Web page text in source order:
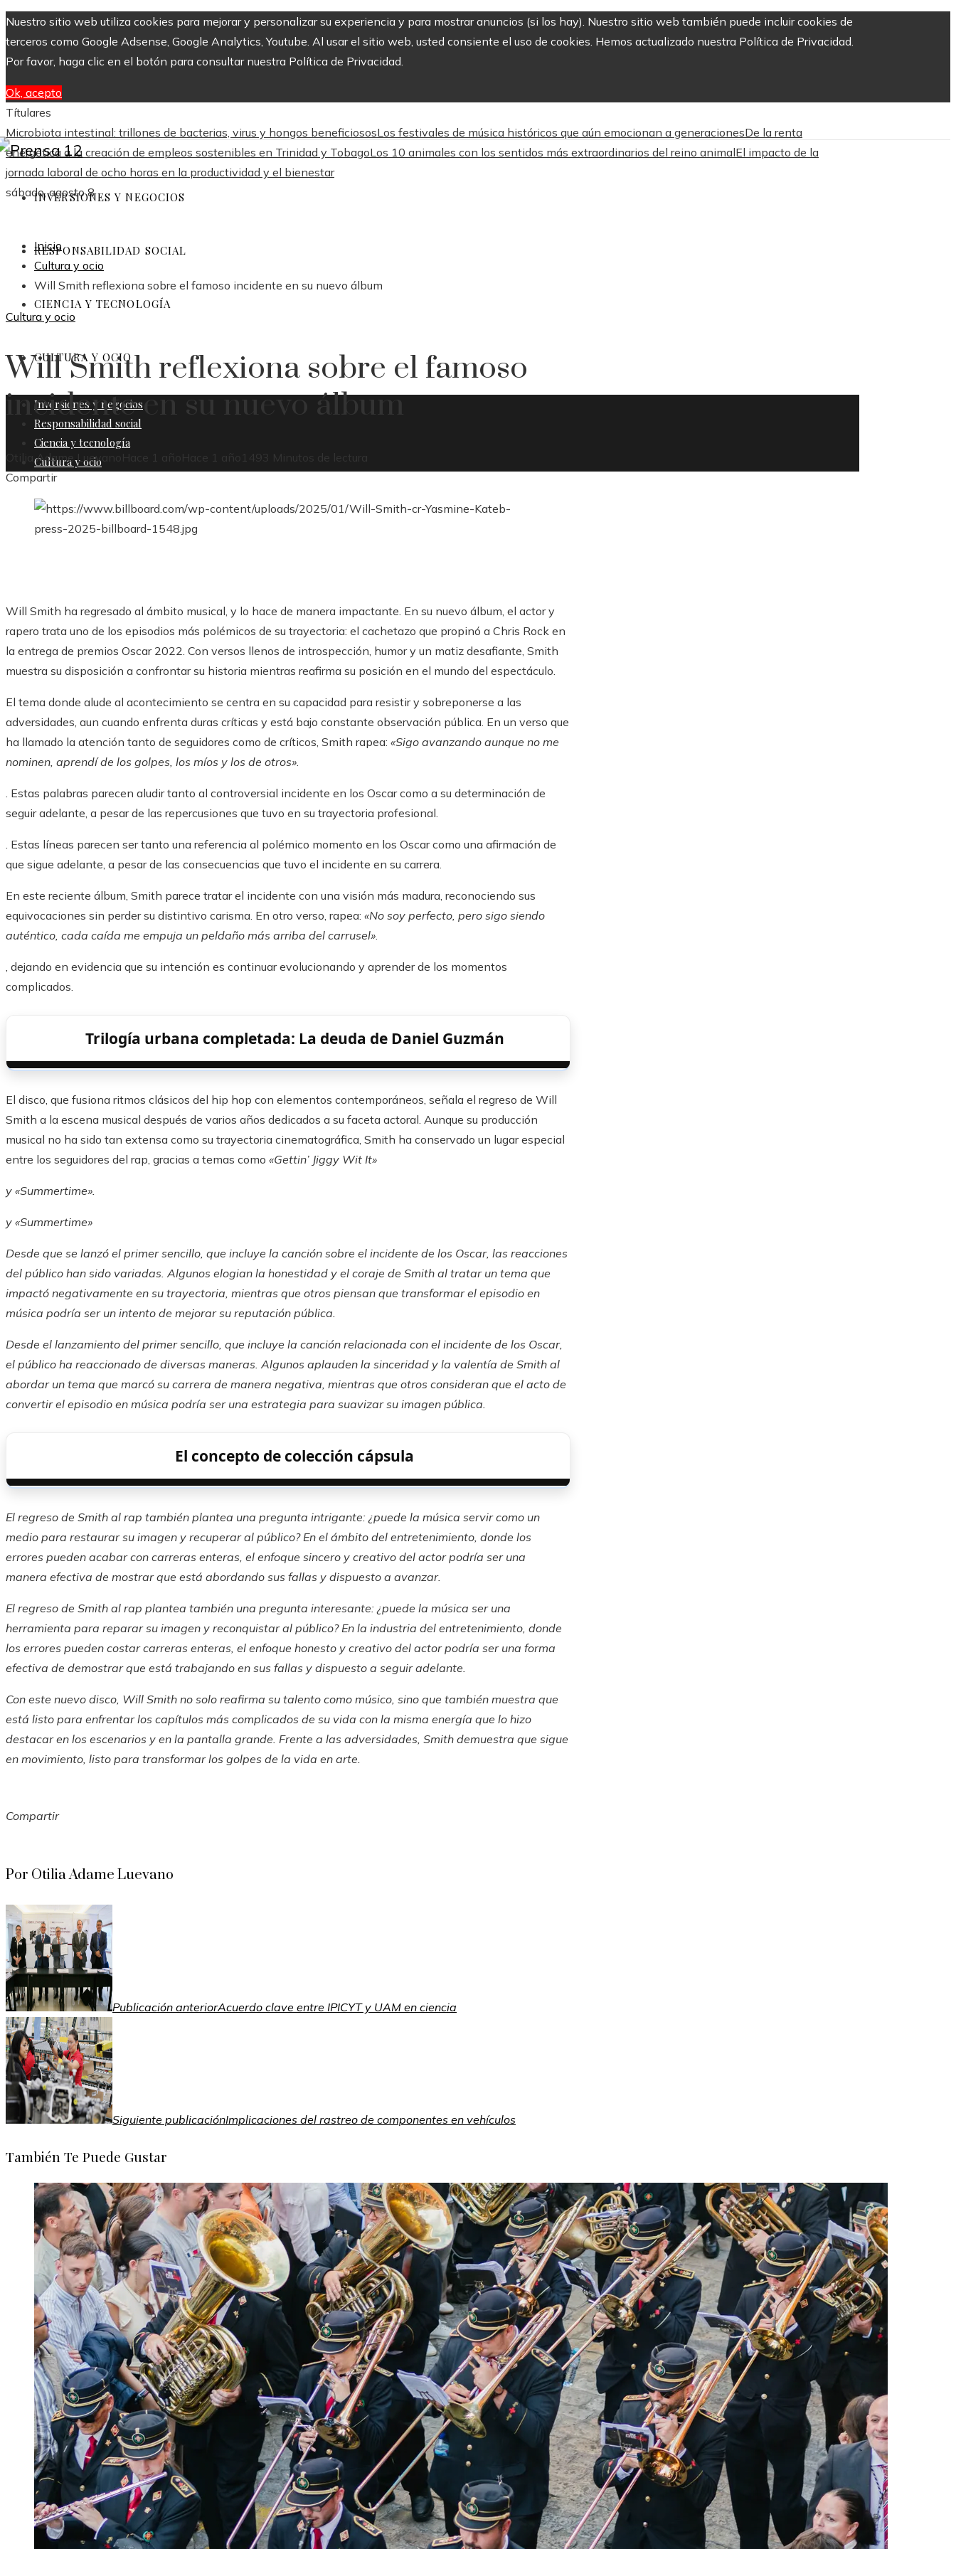
Nuestro sitio web utiliza cookies para mejorar y personalizar su experiencia y para mostrar anuncios (si los hay). Nuestro sitio web también puede incluir cookies de
terceros como Google Adsense, Google Analytics, Youtube. Al usar el sitio web, usted consiente el uso de cookies. Hemos actualizado nuestra Política de Privacidad.
Por favor, haga clic en el botón para consultar nuestra Política de Privacidad.
Ok, acepto
Títulares
Microbiota intestinal: trillones de bacterias, virus y hongos beneficiososLos festivales de música históricos que aún emocionan a generacionesDe la renta
energética a la creación de empleos sostenibles en Trinidad y TobagoLos 10 animales con los sentidos más extraordinarios del reino animalEl impacto de la
jornada laboral de ocho horas en la productividad y el bienestar
sábado, agosto 8
INVERSIONES Y NEGOCIOS
RESPONSABILIDAD SOCIAL
CIENCIA Y TECNOLOGÍA
CULTURA Y OCIO
Inversiones y negocios
Responsabilidad social
Ciencia y tecnología
Cultura y ocio
Inicio
Cultura y ocio
Will Smith reflexiona sobre el famoso incidente en su nuevo álbum
Cultura y ocio
Will Smith reflexiona sobre el famoso
incidente en su nuevo álbum
Otilia Adame Luevano Hace 1 año Hace 1 año 149 3 Minutos de lectura
Facebook
Twitter
LinkedIn
Pinterest
Stumbleupon
Email
Compartir
Will Smith ha regresado al ámbito musical, y lo hace de manera impactante. En su nuevo álbum, el actor y
rapero trata uno de los episodios más polémicos de su trayectoria: el cachetazo que propinó a Chris Rock en
la entrega de premios Oscar 2022. Con versos llenos de introspección, humor y un matiz desafiante, Smith
muestra su disposición a confrontar su historia mientras reafirma su posición en el mundo del espectáculo.
El tema donde alude al acontecimiento se centra en su capacidad para resistir y sobreponerse a las
adversidades, aun cuando enfrenta duras críticas y está bajo constante observación pública. En un verso que
ha llamado la atención tanto de seguidores como de críticos, Smith rapea: «Sigo avanzando aunque no me
nominen, aprendí de los golpes, los míos y los de otros».
. Estas palabras parecen aludir tanto al controversial incidente en los Oscar como a su determinación de
seguir adelante, a pesar de las repercusiones que tuvo en su trayectoria profesional.
. Estas líneas parecen ser tanto una referencia al polémico momento en los Oscar como una afirmación de
que sigue adelante, a pesar de las consecuencias que tuvo el incidente en su carrera.
En este reciente álbum, Smith parece tratar el incidente con una visión más madura, reconociendo sus
equivocaciones sin perder su distintivo carisma. En otro verso, rapea: «No soy perfecto, pero sigo siendo
auténtico, cada caída me empuja un peldaño más arriba del carrusel».
, dejando en evidencia que su intención es continuar evolucionando y aprender de los momentos
complicados.
Trilogía urbana completada: La deuda de Daniel Guzmán
El disco, que fusiona ritmos clásicos del hip hop con elementos contemporáneos, señala el regreso de Will
Smith a la escena musical después de varios años dedicados a su faceta actoral. Aunque su producción
musical no ha sido tan extensa como su trayectoria cinematográfica, Smith ha conservado un lugar especial
entre los seguidores del rap, gracias a temas como «Gettin’ Jiggy Wit It»
y «Summertime».
y «Summertime»
Desde que se lanzó el primer sencillo, que incluye la canción sobre el incidente de los Oscar, las reacciones
del público han sido variadas. Algunos elogian la honestidad y el coraje de Smith al tratar un tema que
impactó negativamente en su trayectoria, mientras que otros piensan que transformar el episodio en
música podría ser un intento de mejorar su reputación pública.
Desde el lanzamiento del primer sencillo, que incluye la canción relacionada con el incidente de los Oscar,
el público ha reaccionado de diversas maneras. Algunos aplauden la sinceridad y la valentía de Smith al
abordar un tema que marcó su carrera de manera negativa, mientras que otros consideran que el acto de
convertir el episodio en música podría ser una estrategia para suavizar su imagen pública.
El concepto de colección cápsula
El regreso de Smith al rap también plantea una pregunta intrigante: ¿puede la música servir como un
medio para restaurar su imagen y recuperar al público? En el ámbito del entretenimiento, donde los
errores pueden acabar con carreras enteras, el enfoque sincero y creativo del actor podría ser una
manera efectiva de mostrar que está abordando sus fallas y dispuesto a avanzar.
El regreso de Smith al rap plantea también una pregunta interesante: ¿puede la música ser una
herramienta para reparar su imagen y reconquistar al público? En la industria del entretenimiento, donde
los errores pueden costar carreras enteras, el enfoque honesto y creativo del actor podría ser una forma
efectiva de demostrar que está trabajando en sus fallas y dispuesto a seguir adelante.
Con este nuevo disco, Will Smith no solo reafirma su talento como músico, sino que también muestra que
está listo para enfrentar los capítulos más complicados de su vida con la misma energía que lo hizo
destacar en los escenarios y en la pantalla grande. Frente a las adversidades, Smith demuestra que sigue
en movimiento, listo para transformar los golpes de la vida en arte.
Compartir
Por Otilia Adame Luevano
Publicación anteriorAcuerdo clave entre IPICYT y UAM en ciencia
Siguiente publicaciónImplicaciones del rastreo de componentes en vehículos
También Te Puede Gustar